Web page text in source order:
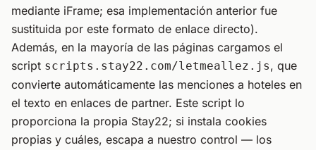
mediante iFrame; esa implementación anterior fue
sustituida por este formato de enlace directo).
Además, en la mayoría de las páginas cargamos el
script scripts.stay22.com/letmeallez.js, que
convierte automáticamente las menciones a hoteles en
el texto en enlaces de partner. Este script lo
proporciona la propia Stay22; si instala cookies
propias y cuáles, escapa a nuestro control — los